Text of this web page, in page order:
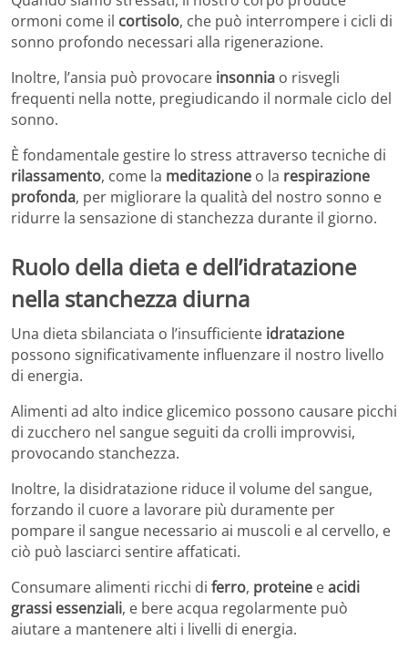
ormoni come il cortisolo, che può interrompere i cicli di
sonno profondo necessari alla rigenerazione.
Inoltre, l’ansia può provocare insonnia o risvegli
frequenti nella notte, pregiudicando il normale ciclo del
sonno.
È fondamentale gestire lo stress attraverso tecniche di
rilassamento, come la meditazione o la respirazione
profonda, per migliorare la qualità del nostro sonno e
ridurre la sensazione di stanchezza durante il giorno.
Ruolo della dieta e dell’idratazione
nella stanchezza diurna
Una dieta sbilanciata o l’insufficiente idratazione
possono significativamente influenzare il nostro livello
di energia.
Alimenti ad alto indice glicemico possono causare picchi
di zucchero nel sangue seguiti da crolli improvvisi,
provocando stanchezza.
Inoltre, la disidratazione riduce il volume del sangue,
forzando il cuore a lavorare più duramente per
pompare il sangue necessario ai muscoli e al cervello, e
ciò può lasciarci sentire affaticati.
Consumare alimenti ricchi di ferro, proteine eacidi
grassi essenziali, e bere acqua regolarmente può
aiutare a mantenere alti i livelli di energia.